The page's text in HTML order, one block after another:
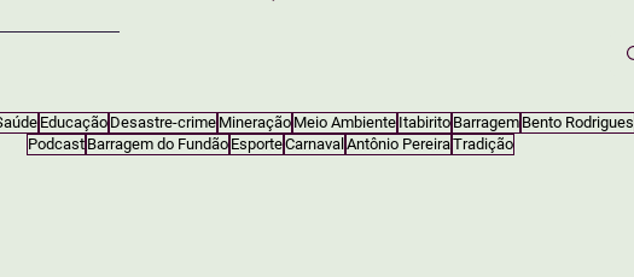
Educação Desastre-crime Mineração Meio Ambiente Itabirito Barragem Bento Rodrigues
Podcast Barragem do Fundão EsporteCarnaval Antônio PereiraTradição